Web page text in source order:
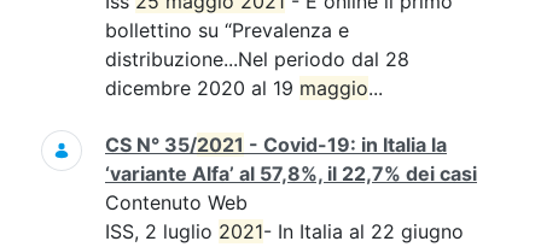
bollettino su “Prevalenza e
distribuzione...Nel periodo dal 28
dicembre 2020 al 19 maggio...
CS N° 35/2021 - Covid-19: in Italia la
‘variante Alfa’ al 57,8%, il 22,7% dei casi
Contenuto Web
ISS, 2 luglio 2021- In Italia al 22 giugno